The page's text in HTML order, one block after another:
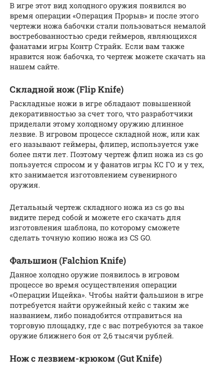
В игре этот вид холодного оружия появился во
время операции «Операция Прорыв» и после этого
чертежи ножа бабочки стали пользоваться немалой
востребованностью среди геймеров, являющихся
фанатами игры Контр Страйк. Если вам также
нравится нож бабочка, то чертеж можете скачать на
нашем сайте.
Складной нож (Flip Knife)
Раскладные ножи в игре обладают повышенной
декоративностью за счет того, что разработчики
приделали этому холодному оружию длинное
лезвие. В игровом процессе складной нож, или как
его называют геймеры, флипер, используется уже
более пяти лет. Поэтому чертеж флип ножа из cs go
пользуется спросом и у фанатов игры КС ГО и у тех,
кто занимается изготовлением сувенирного
оружия.
Детальный чертеж складного ножа из cs go вы
видите перед собой и можете его скачать для
изготовления шаблона, по которому сможете
сделать точную копию ножа из CS GO.
Фальшион (Falchion Knife)
Данное холодно оружие появилось в игровом
процессе во время осуществления операции
«Операции Ищейка». Чтобы найти фальшион в игре
потребуется найти оружейный кейс с таким же
названием, либо понадобится отправиться на
торговую площадку, где с вас потребуются за такое
оружие ближнего боя от 2,6 тысячи рублей.
Нож с лезвием-крюком (Gut Knife)